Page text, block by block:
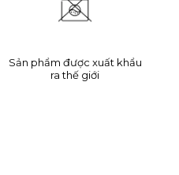
Sản phẩm được xuất khẩu
ra thế giới